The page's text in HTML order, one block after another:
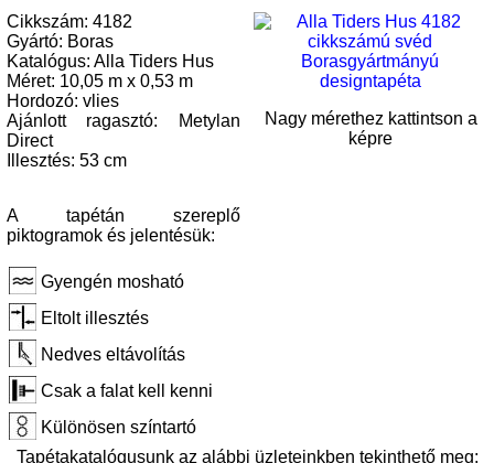
Cikkszám: 4182
Gyártó: Boras
Katalógus: Alla Tiders Hus
Méret: 10,05 m x 0,53 m
Hordozó: vlies
Ajánlott ragasztó: Metylan
Direct
Illesztés: 53 cm
A tapétán szereplő
piktogramok és jelentésük:
Gyengén mosható
Eltolt illesztés
Nedves eltávolítás
Csak a falat kell kenni
Különösen színtartó
Nagy mérethez kattintson a
képre
Tapétakatalógusunk az alábbi üzleteinkben tekinthető meg: